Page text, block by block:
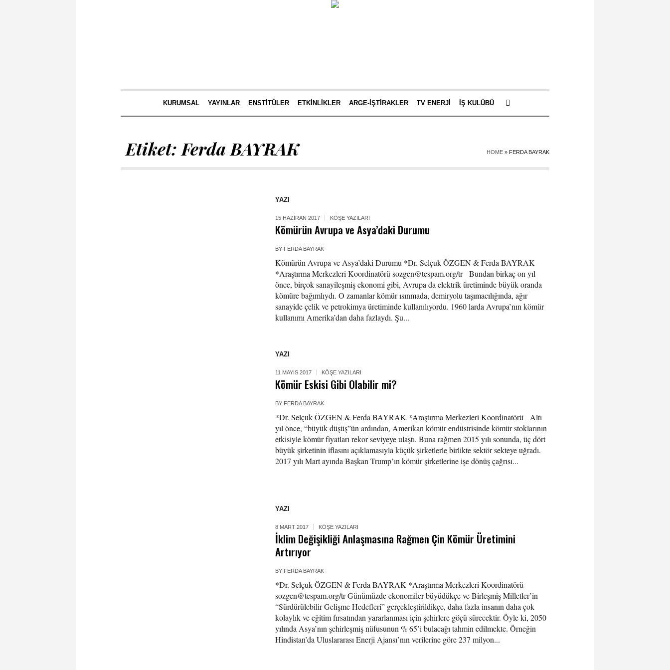
KURUMSAL YAYINLAR ENSTITÜLER ETKINLIKLER ARGE-İŞTIRAKLER TV ENERJI İŞ KULÜBÜ
Etiket: Ferda BAYRAK HOME » FERDA BAYRAK
YAZI
15 HAZIRAN 2017 KÖŞE YAZILARI
Kömürün Avrupa ve Asya’daki Durumu
BY FERDA BAYRAK
Kömürün Avrupa ve Asya’daki Durumu *Dr. Selçuk ÖZGEN & Ferda BAYRAK
*Araştırma Merkezleri Koordinatörü sozgen@tespam.org/tr Bundan birkaç on yıl
önce, birçok sanayileşmiş ekonomi gibi, Avrupa da elektrik üretiminde büyük oranda
kömüre bağımlıydı. O zamanlar kömür ısınmada, demiryolu taşımacılığında, ağır
sanayide çelik ve petrokimya üretiminde kullanılıyordu. 1960 larda Avrupa’nın kömür
kullanımı Amerika’dan daha fazlaydı. Şu...
YAZI
11 MAYIS 2017 KÖŞE YAZILARI
Kömür Eskisi Gibi Olabilir mi?
BY FERDA BAYRAK
*Dr. Selçuk ÖZGEN & Ferda BAYRAK *Araştırma Merkezleri Koordinatörü Altı
yıl önce, “büyük düşüş”ün ardından, Amerikan kömür endüstrisinde kömür stoklarının
etkisiyle kömür fiyatları rekor seviyeye ulaştı. Buna rağmen 2015 yılı sonunda, üç dört
büyük şirketinin iflasını açıklamasıyla küçük şirketlerle birlikte sektör sekteye uğradı.
2017 yılı Mart ayında Başkan Trump’ın kömür şirketlerine işe dönüş çağrısı...
YAZI
8 MART 2017 KÖŞE YAZILARI
İklim Değişikliği Anlaşmasına Rağmen Çin Kömür Üretimini
Artırıyor
BY FERDA BAYRAK
*Dr. Selçuk ÖZGEN & Ferda BAYRAK *Araştırma Merkezleri Koordinatörü
sozgen@tespam.org/tr Günümüzde ekonomiler büyüdükçe ve Birleşmiş Milletler’in
“Sürdürülebilir Gelişme Hedefleri” gerçekleştirildikçe, daha fazla insanın daha çok
kolaylık ve eğitim fırsatından yararlanması için şehirlere göçü sürecektir. Öyle ki, 2050
yılında Asya’nın şehirleşmiş nüfusunun % 65’i bulacağı tahmin edilmekte. Örneğin
Hindistan’da Uluslararası Enerji Ajansı’nın verilerine göre 237 milyon...